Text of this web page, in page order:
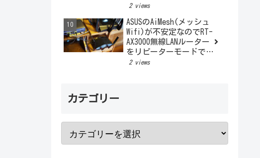
2 views
ASUSのAiMesh(メッシュ
Wifi)が不安定なのでRT-
AX3000無線LANルーター
をリピーターモードで利
用する
2 views
カテゴリー